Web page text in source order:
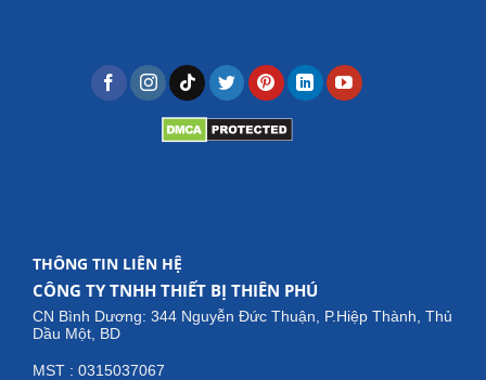
THÔNG TIN LIÊN HỆ
CÔNG TY TNHH THIẾT BỊ THIÊN PHÚ
CN Bình Dương: 344 Nguyễn Đức Thuận, P.Hiệp Thành, Thủ
Dầu Một, BD
MST : 0315037067